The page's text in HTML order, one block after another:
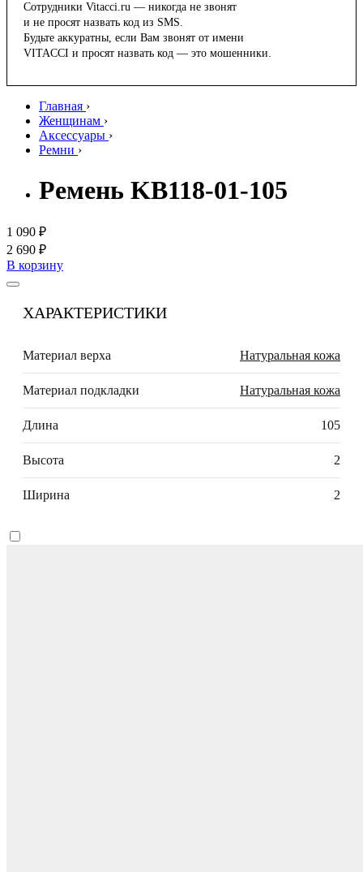
Сотрудники Vitacci.ru — никогда не звонят
и не просят назвать код из SMS.
Будьте аккуратны, если Вам звонят от имени
VITACCI и просят назвать код — это мошенники.
Главная ›
Женщинам ›
Аксессуары ›
Ремни ›
Ремень KB118-01-105
1 090 ₽
2 690 ₽
В корзину
ХАРАКТЕРИСТИКИ
Материал верха Натуральная кожа
Материал подкладки Натуральная кожа
Длина 105
Высота 2
Ширина 2